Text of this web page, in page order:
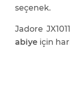
seçenek.
Jadore
abiye için